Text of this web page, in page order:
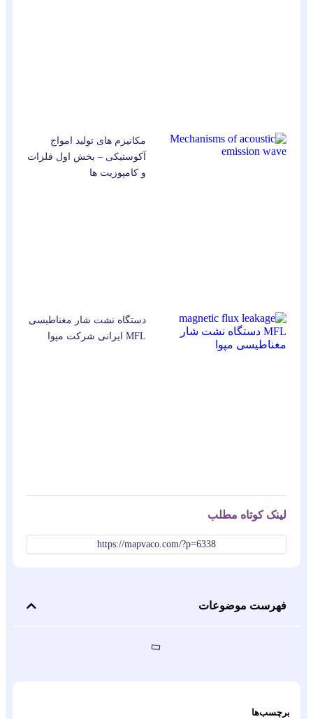
مکانیزم های تولید امواج
آکوستیکی – بخش اول فلزات
و کامپوزیت ها
دستگاه نشت شار مغناطیسی
MFL ایرانی شرکت مپوا
لینک کوتاه مطلب
https://mapvaco.com/?p=6338
فهرست موضوعات
برچسب‌ها